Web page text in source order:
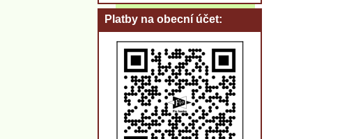
Platby na obecní účet